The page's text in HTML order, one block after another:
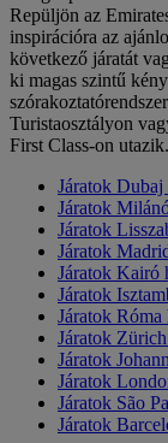
Repüljön az
inspirációra az
következő járatát
ki magas szintű
Turistaosztályon
First Class-on utazik.
Járatok
Járatok
Járatok
Járatok
Járatok Kairó
Járatok
Járatok Róma
Járatok
Járatok
Járatok
Járatok São
Járatok